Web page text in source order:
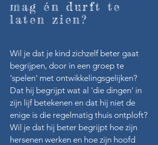
mag én durft te
laten zien?
Wil je dat je kind zichzelf beter gaat
begrijpen, door in een groep te
'spelen' met ontwikkelingsgelijken?
Dat hij begrijpt wat al 'die dingen' in
zijn lijf betekenen en dat hij niet de
enige is die regelmatig thuis ontploft?
Wil je dat hij beter begrijpt hoe zijn
hersenen werken en hoe zijn hoofd